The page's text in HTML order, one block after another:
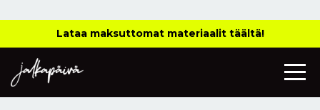
Lataa maksuttomat materiaalit täältä!